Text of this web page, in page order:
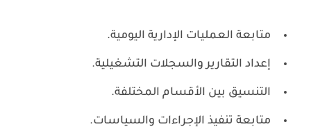
متابعة العمليات الإدارية اليومية.
إعداد التقارير والسجلات التشغيلية.
التنسيق بين الأقسام المختلفة.
متابعة تنفيذ الإجراءات والسياسات.